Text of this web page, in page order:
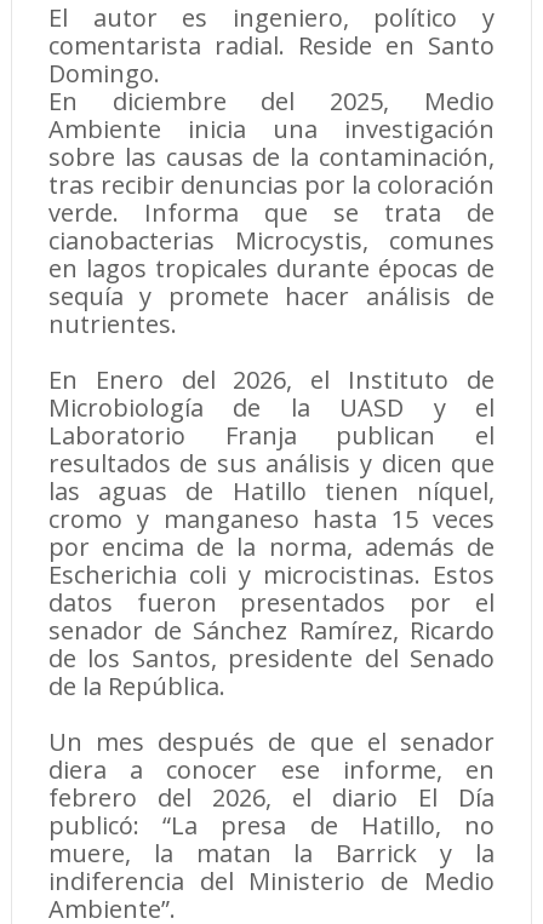
El autor es ingeniero, político y
comentarista radial. Reside en Santo
Domingo.
En diciembre del 2025, Medio
Ambiente inicia una investigación
sobre las causas de la contaminación,
tras recibir denuncias por la coloración
verde. Informa que se trata de
cianobacterias Microcystis, comunes
en lagos tropicales durante épocas de
sequía y promete hacer análisis de
nutrientes.
En Enero del 2026, el Instituto de
Microbiología de la UASD y el
Laboratorio Franja publican el
resultados de sus análisis y dicen que
las aguas de Hatillo tienen níquel,
cromo y manganeso hasta 15 veces
por encima de la norma, además de
Escherichia coli y microcistinas. Estos
datos fueron presentados por el
senador de Sánchez Ramírez, Ricardo
de los Santos, presidente del Senado
de la República.
Un mes después de que el senador
diera a conocer ese informe, en
febrero del 2026, el diario El Día
publicó: “La presa de Hatillo, no
muere, la matan la Barrick y la
indiferencia del Ministerio de Medio
Ambiente”.